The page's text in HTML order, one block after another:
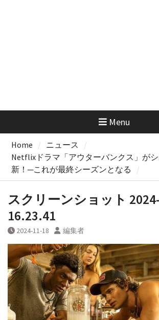
Menu
Home
ニュース
Netflixドラマ「アウターバンクス」が
新！─これが最終シーズンとなる
スクリーンショット
16.23.41
2024-11-18 編集者